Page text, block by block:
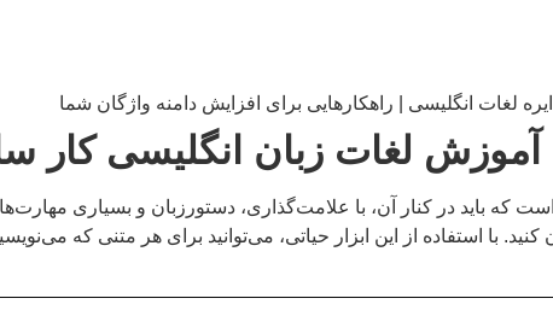
آموزش لغات زبان انگلیسی کار
که باید در کنار آن، با علامت‌گذاری، دستورزبان و بسیاری
با استفاده از این ابزار حیاتی، می‌توانید برای هر متنی که